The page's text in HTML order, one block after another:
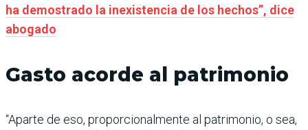
ha demostrado la inexistencia de los hechos”, dice
abogado
Gasto acorde al patrimonio
“Aparte de eso, proporcionalmente al patrimonio, o sea,